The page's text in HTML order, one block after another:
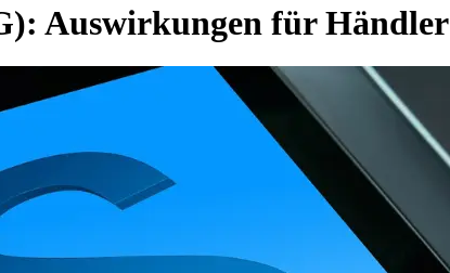
Auswirkungen für Händler